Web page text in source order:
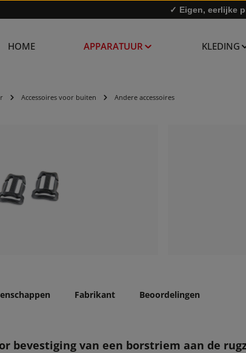
✓ Eigen, eerlijke
HOME APPARATUUR KLEDING
Accessoires voor buiten Andere accessoires
Fabrikant Beoordelingen
bevestiging van een borstriem aan de